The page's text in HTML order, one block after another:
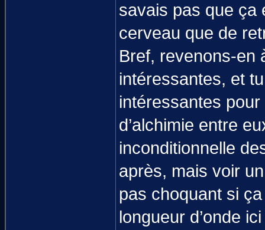
savais pas que ça
cerveau que de
Bref, revenons-en
intéressantes, et
intéressantes
d’alchimie entre
inconditionnelle
après, mais voir
pas choquant si
longueur d’onde